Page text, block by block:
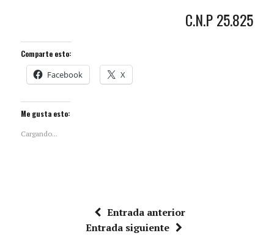
C.N.P 25.825
Comparte esto:
Facebook X
Me gusta esto:
Cargando...
Entrada anterior
Entrada siguiente